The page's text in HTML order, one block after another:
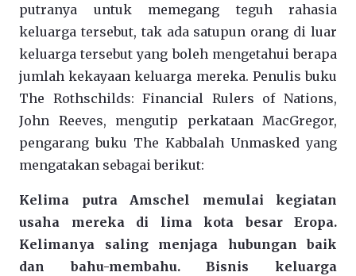
putranya untuk memegang teguh rahasia
keluarga tersebut, tak ada satupun orang di luar
keluarga tersebut yang boleh mengetahui berapa
jumlah kekayaan keluarga mereka. Penulis buku
The Rothschilds: Financial Rulers of Nations,
John Reeves, mengutip perkataan MacGregor,
pengarang buku The Kabbalah Unmasked yang
mengatakan sebagai berikut:
Kelima putra Amschel memulai kegiatan
usaha mereka di lima kota besar Eropa.
Kelimanya saling menjaga hubungan baik
dan bahu-membahu. Bisnis keluarga